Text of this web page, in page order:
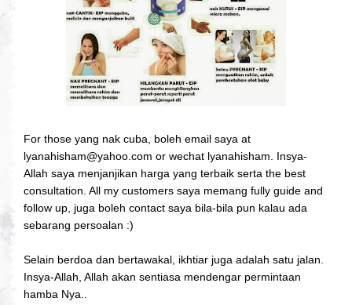
For those yang nak cuba, boleh email saya at
lyanahisham@yahoo.com or wechat lyanahisham. Insya-
Allah saya menjanjikan harga yang terbaik serta the best
consultation. All my customers saya memang fully guide and
follow up, juga boleh contact saya bila-bila pun kalau ada
sebarang persoalan :)
Selain berdoa dan bertawakal, ikhtiar juga adalah satu jalan.
Insya-Allah, Allah akan sentiasa mendengar permintaan
hamba Nya..